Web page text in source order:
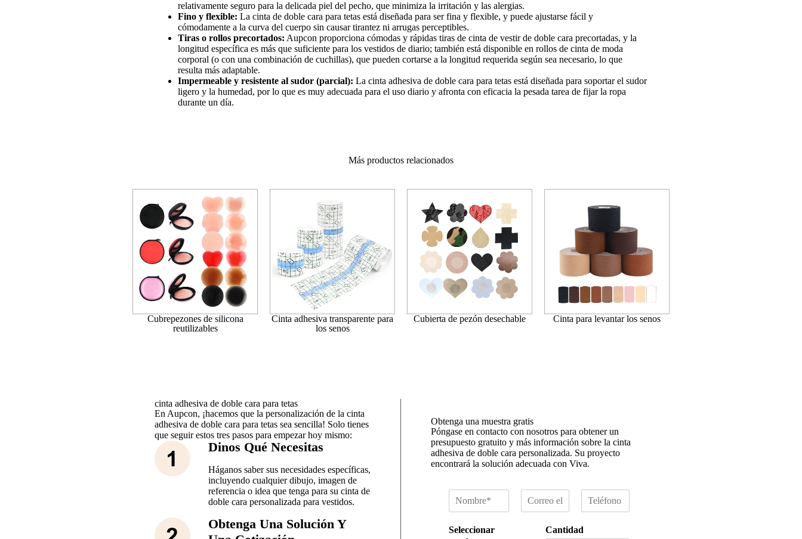
relativamente seguro para la delicada piel del pecho, que minimiza la irritación y las alergias.
Fino y flexible: La cinta de doble cara para tetas está diseñada para ser fina y flexible, y puede ajustarse fácil y
cómodamente a la curva del cuerpo sin causar tirantez ni arrugas perceptibles.
Tiras o rollos precortados: Aupcon proporciona cómodas y rápidas tiras de cinta de vestir de doble cara precortadas, y la
longitud específica es más que suficiente para los vestidos de diario; también está disponible en rollos de cinta de moda
corporal (o con una combinación de cuchillas), que pueden cortarse a la longitud requerida según sea necesario, lo que
resulta más adaptable.
Impermeable y resistente al sudor (parcial): La cinta adhesiva de doble cara para tetas está diseñada para soportar el sudor
ligero y la humedad, por lo que es muy adecuada para el uso diario y afronta con eficacia la pesada tarea de fijar la ropa
durante un día.
Más productos relacionados
Cubrepezones de silicona
reutilizables
Cinta adhesiva transparente para
los senos
Cubierta de pezón desechable Cinta para levantar los senos
cinta adhesiva de doble cara para tetas
En Aupcon, ¡hacemos que la personalización de la cinta
adhesiva de doble cara para tetas sea sencilla! Solo tienes
que seguir estos tres pasos para empezar hoy mismo:
Dinos Qué Necesitas
Háganos saber sus necesidades específicas,
incluyendo cualquier dibujo, imagen de
referencia o idea que tenga para su cinta de
doble cara personalizada para vestidos.
Obtenga Una Solución Y
Obtenga una muestra gratis
Póngase en contacto con nosotros para obtener un
presupuesto gratuito y más información sobre la cinta
adhesiva de doble cara personalizada. Su proyecto
encontrará la solución adecuada con Viva.
b
é
Seleccionar
Cantidad